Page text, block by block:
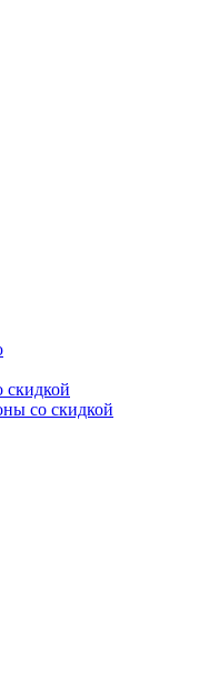
со скидкой